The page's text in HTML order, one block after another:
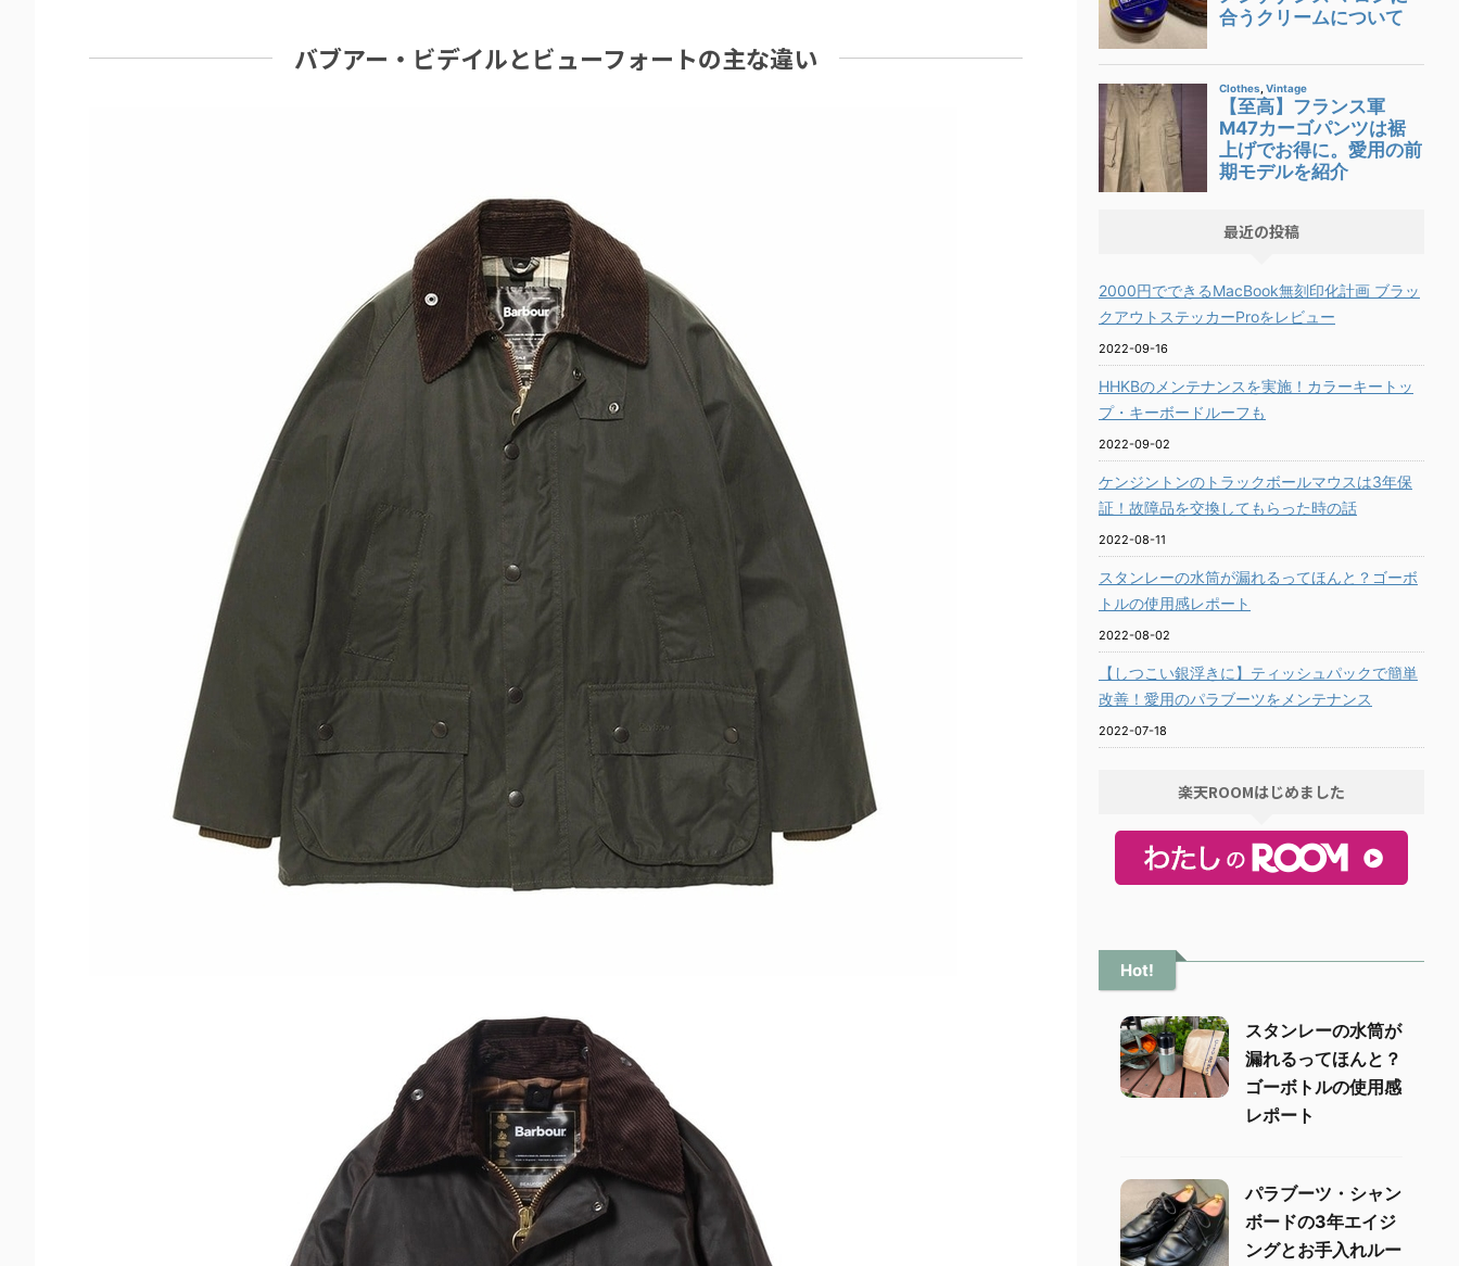
バブアー・ビデイルとビューフォートの主な違い
最近の投稿
2000円でできるMacBook無刻印化計画 ブラッ
クアウトステッカーProをレビュー
2022-09-16
HHKBのメンテナンスを実施！カラーキートッ
プ・キーボードルーフも
2022-09-02
ケンジントンのトラックボールマウスは3年保
証！故障品を交換してもらった時の話
2022-08-11
スタンレーの水筒が漏れるってほんと？ゴーボ
トルの使用感レポート
2022-08-02
【しつこい銀浮きに】ティッシュパックで簡単
改善！愛用のパラブーツをメンテナンス
2022-07-18
楽天ROOMはじめました
Hot!
スタンレーの水筒が
漏れるってほんと？
ゴーボトルの使用感
レポート
パラブーツ・シャン
ボードの3年エイジ
ングとお手入れルー